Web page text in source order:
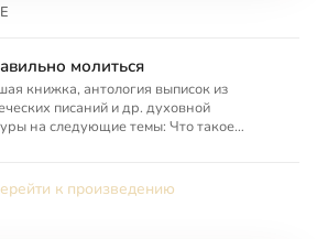
молиться
книжка, антология выписок из
писаний и др. духовной
на следующие темы: Что такое
к произведению